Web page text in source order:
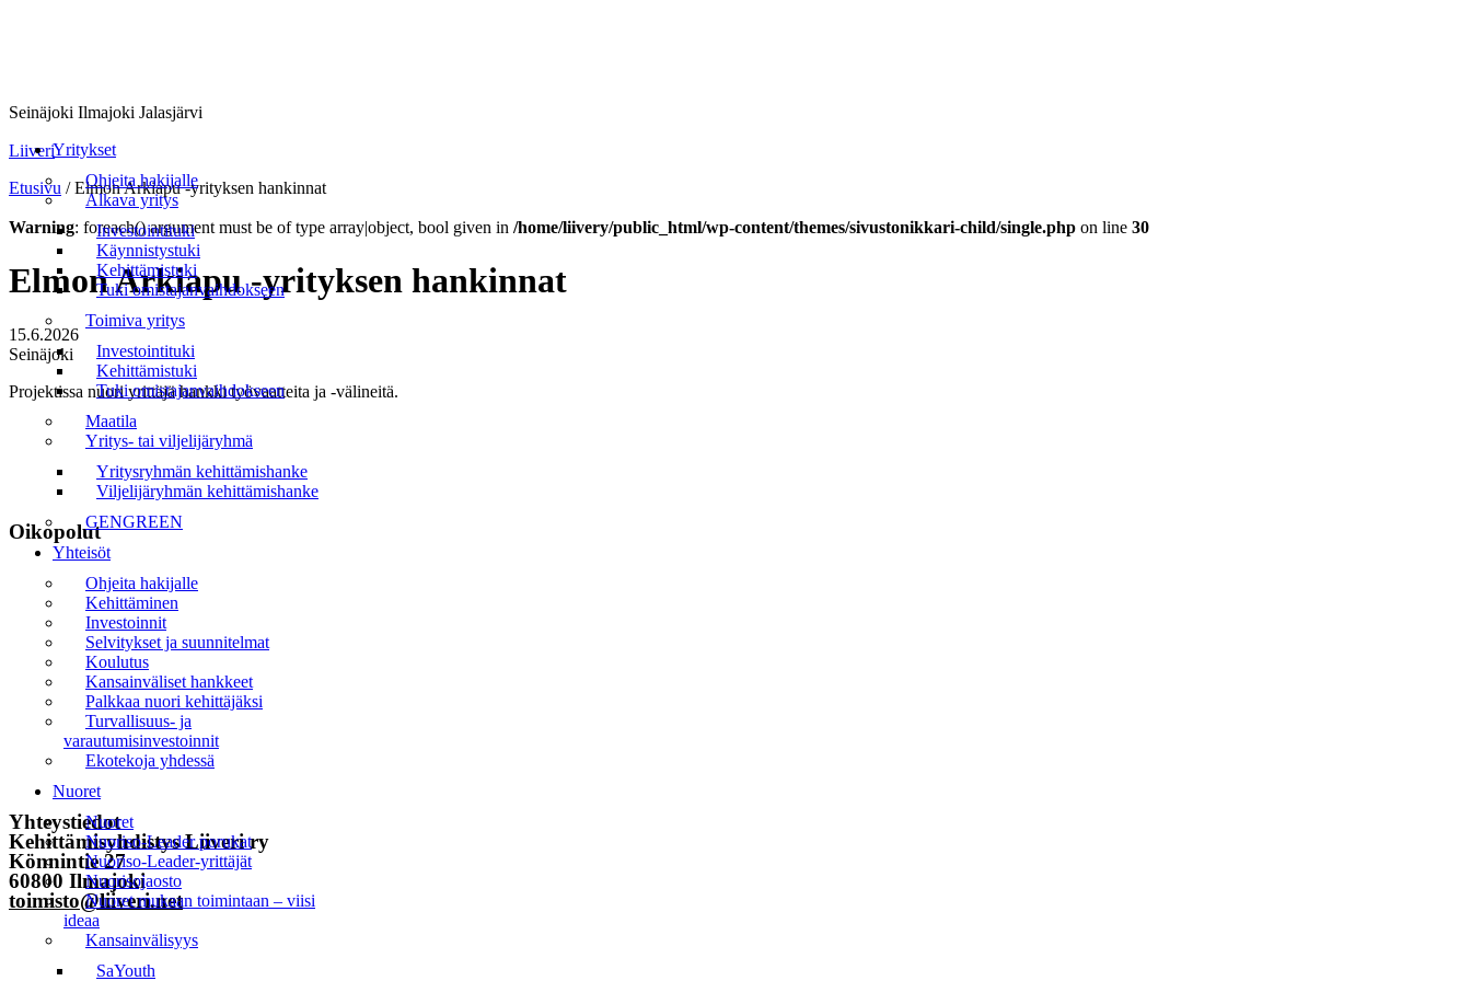
Liiveri
Seinäjoki Ilmajoki Jalasjärvi
ValikkoYritykset
Ohjeita hakijalle
Alkava yritys
Investointituki
Käynnistystuki
Kehittämistuki
Tuki omistajanvaihdokseen
Toimiva yritys
Investointituki
Kehittämistuki
Tuki omistajanvaihdokseen
Maatila
Yritys- tai viljelijäryhmä
Yritysryhmän kehittämishanke
Viljelijäryhmän kehittämishanke
GENGREEN
Yhteisöt
Ohjeita hakijalle
Kehittäminen
Investoinnit
Selvitykset ja suunnitelmat
Koulutus
Kansainväliset hankkeet
Palkkaa nuori kehittäjäksi
Turvallisuus- ja
varautumisinvestoinnit
Ekotekoja yhdessä
Nuoret
Nuoret
Nuoriso-Leader porukat
Nuoriso-Leader-yrittäjät
Nuorisojaosto
Nuoret mukaan toimintaan – viisi
ideaa
Kansainvälisyys
SaYouth
Etusivu /Elmon Arkiapu -yrityksen hankinnat
Warning: foreach() argument must be of type array|object, bool given in /home/liivery/public_html/wp-content/themes/sivustonikkari-child/single.php on line 30
Elmon Arkiapu -yrityksen hankinnat
15.6.2026
Seinäjoki
Projektissa nuori yrittäjä hankki työvaatteita ja -välineitä.
Oikopolut
Tapahtumat
Yhteystiedot
Yhteystiedot
Kehittämisyhdistys Liiveri ry
Könnintie 27
60800 Ilmajoki
toimisto@liiveri.net